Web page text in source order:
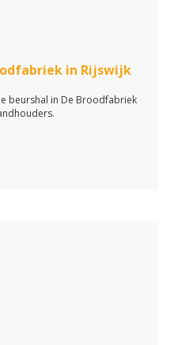
in Rijswijk
beurshal in De Broodfabriek